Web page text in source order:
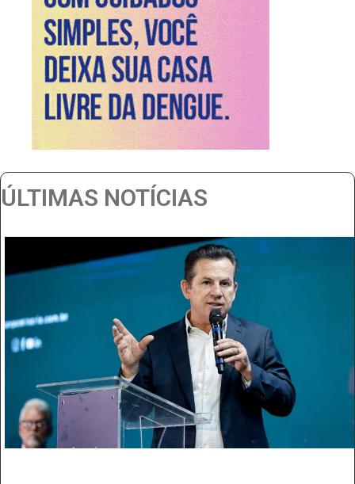
ÚLTIMAS NOTÍCIAS